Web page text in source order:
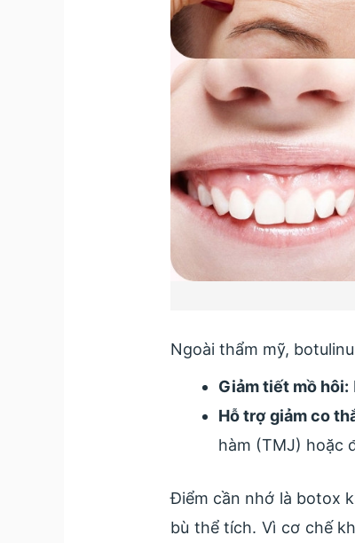
Ngoài thẩm mỹ,
Giảm tiết mồ hôi:
Hỗ trợ giảm co
hàm (TMJ) hoặc
Điểm cần nhớ là botox
bù thể tích. Vì cơ chế